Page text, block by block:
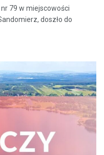
79 w miejscowości
doszło do